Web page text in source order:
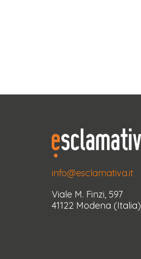
info@esclamativa.it
Viale M. Finzi, 597
41122 Modena (Italia)